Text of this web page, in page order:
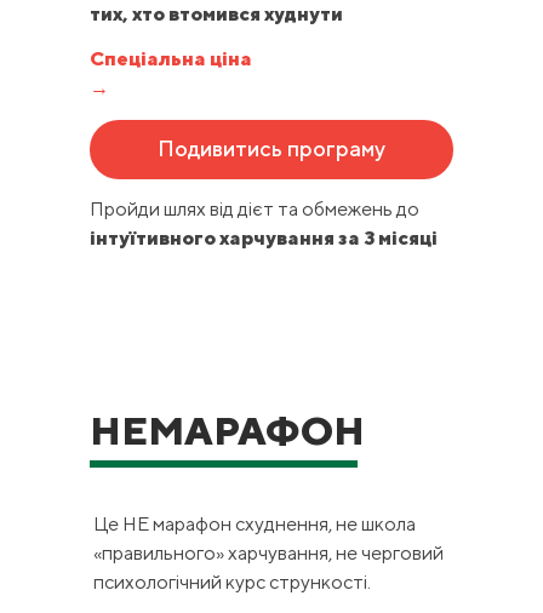
тих, хто втомився худнути
Подивитись програму
Спеціальна ціна
→
Пройди шлях від дієт та обмежень до
інтуїтивного харчування за 3 місяці
НЕМАРАФОН
Це НЕ марафон схуднення, не школа
«правильного» харчування, не черговий
психологічний курс стрункості.